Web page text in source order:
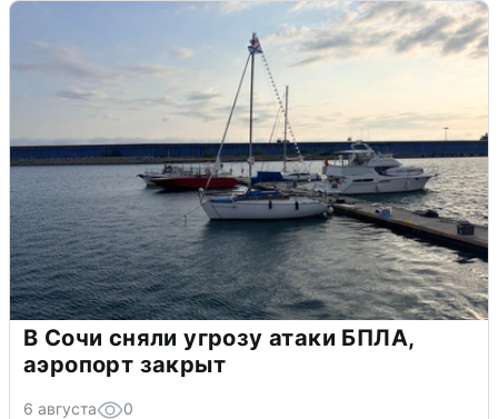
В Сочи сняли угрозу атаки БПЛА,
аэропорт закрыт
6 августа 0